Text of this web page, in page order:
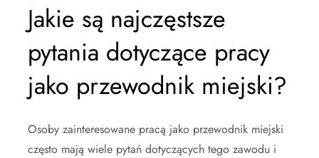
Jakie są najczęstsze
pytania dotyczące pracy
jako przewodnik miejski?
Osoby zainteresowane pracą jako przewodnik miejski
często mają wiele pytań dotyczących tego zawodu i